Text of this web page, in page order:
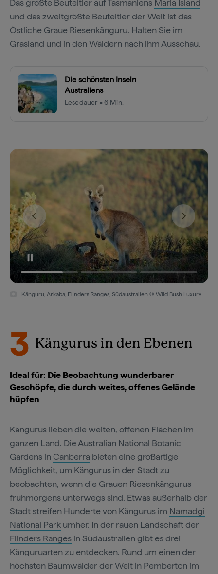
Das größte Beuteltier auf Tasmaniens Maria Island
und das zweitgrößte Beuteltier der Welt ist das
Östliche Graue Riesenkänguru. Halten Sie im
Grasland und in den Wäldern nach ihm Ausschau.
Die schönsten Inseln
Australiens
Lesedauer • 6 Min.
Känguru, Arkaba, Flinders Ranges, Südaustralien © Wild Bush Luxury
3 Kängurus in den Ebenen
Ideal für: Die Beobachtung wunderbarer
Geschöpfe, die durch weites, offenes Gelände
hüpfen
Kängurus lieben die weiten, offenen Flächen im
ganzen Land. Die Australian National Botanic
Gardens in Canberra bieten eine großartige
Möglichkeit, um Kängurus in der Stadt zu
beobachten, wenn die Grauen Riesenkängurus
frühmorgens unterwegs sind. Etwas außerhalb der
Stadt streifen Hunderte von Kängurus im Namadgi
National Park umher. In der rauen Landschaft der
Flinders Ranges in Südaustralien gibt es drei
Känguruarten zu entdecken. Rund um einen der
höchsten Baumwälder der Welt in Pemberton im